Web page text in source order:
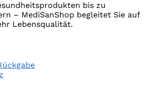
bis zu
– MediSanShop begleitet Sie auf
Lebensqualität.